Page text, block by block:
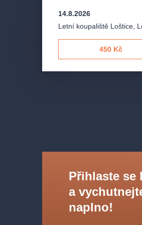
14.8.2026
Letní koupaliště Loštice
450 Kč
Přihlaste se
a
naplno!